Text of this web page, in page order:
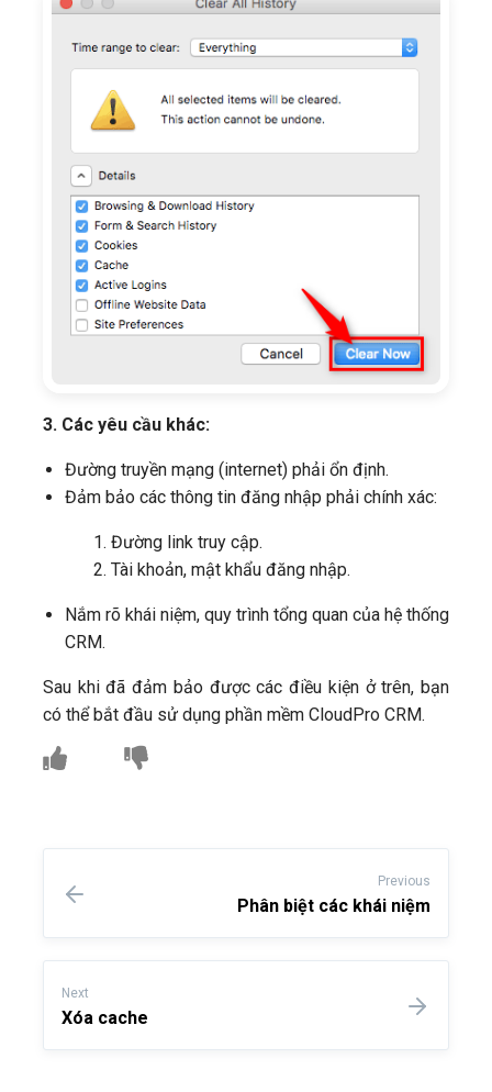
3. Các yêu cầu khác:
Đường truyền mạng (internet) phải ổn định.
Đảm bảo các thông tin đăng nhập phải chính xác:
Đường link truy cập.
Tài khoản, mật khẩu đăng nhập.
Nắm rõ khái niệm, quy trình tổng quan của hệ thống
CRM.
Sau khi đã đảm bảo được các điều kiện ở trên, bạn
có thể bắt đầu sử dụng phần mềm CloudPro CRM.
Previous
Phân biệt các khái niệm
Next
Xóa cache